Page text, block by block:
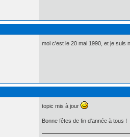
moi c'est le 20 mai 1990, et je suis
topic mis à jour
Bonne fêtes de fin d'année à tous !